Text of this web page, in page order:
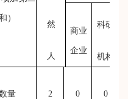
）
然
人
商业
企业
科研
机构
量 2 0 0